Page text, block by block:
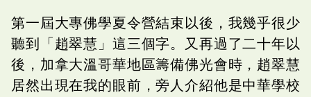
第一屆大專佛學夏令營結束以後，我幾乎很少
聽到「趙翠慧」這三個字。又再過了二十年以
後，加拿大溫哥華地區籌備佛光會時，趙翠慧
居然出現在我的眼前，旁人介紹他是中華學校